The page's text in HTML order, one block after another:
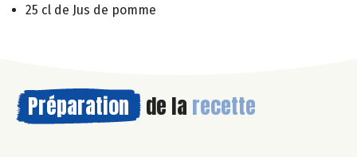
25 cl de Jus de pomme
Préparation de la recette